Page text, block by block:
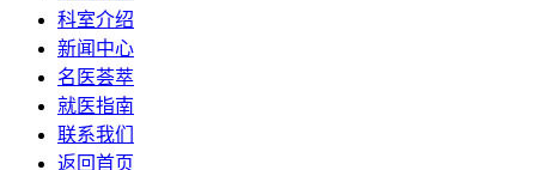
科室介绍
新闻中心
名医荟萃
就医指南
联系我们
返回首页